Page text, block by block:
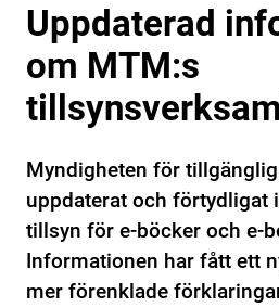
Uppdaterad
om MTM:s
Myndigheten för
uppdaterat och förtydligat
tillsyn för e-böcker och e-
Informationen har fått ett
mer förenklade